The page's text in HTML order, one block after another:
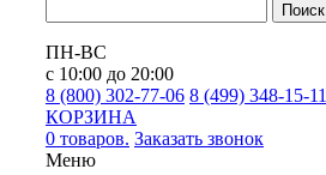
Поиск
ПН-ВС
с 10:00 до 20:00
8 (800) 302-77-06 8 (499) 348-15-11
КОРЗИНА
0 товаров. Заказать звонок
Меню